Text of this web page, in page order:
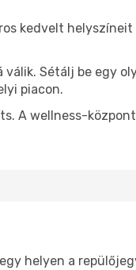
kedvelt
Sétálj be egy
piacon.
A wellness-
helyen a